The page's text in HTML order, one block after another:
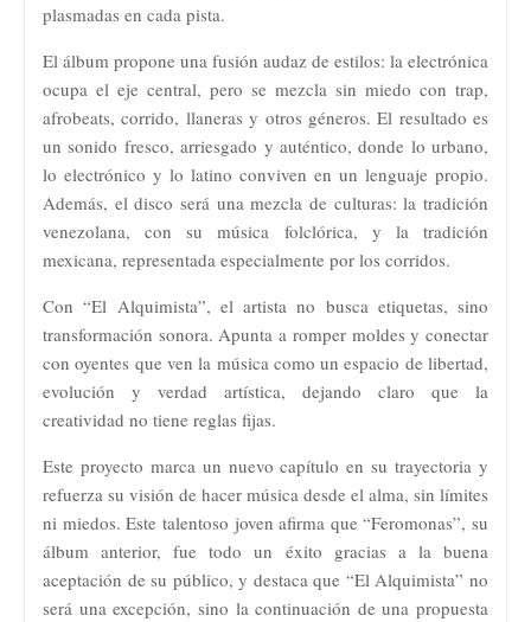
plasmadas en cada pista.
El álbum propone una fusión audaz de estilos: la electrónica
ocupa el eje central, pero se mezcla sin miedo con trap,
afrobeats, corrido, llaneras y otros géneros. El resultado es
un sonido fresco, arriesgado y auténtico, donde lo urbano,
lo electrónico y lo latino conviven en un lenguaje propio.
Además, el disco será una mezcla de culturas: la tradición
venezolana, con su música folclórica, y la tradición
mexicana, representada especialmente por los corridos.
Con “El Alquimista”, el artista no busca etiquetas, sino
transformación sonora. Apunta a romper moldes y conectar
con oyentes que ven la música como un espacio de libertad,
evolución y verdad artística, dejando claro que la
creatividad no tiene reglas fijas.
Este proyecto marca un nuevo capítulo en su trayectoria y
refuerza su visión de hacer música desde el alma, sin límites
ni miedos. Este talentoso joven afirma que “Feromonas”, su
álbum anterior, fue todo un éxito gracias a la buena
aceptación de su público, y destaca que “El Alquimista” no
será una excepción, sino la continuación de una propuesta